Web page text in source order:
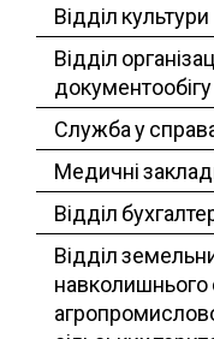
Відділ культури
Відділ
документообігу
Служба у
Медичні
Відділ
Відділ